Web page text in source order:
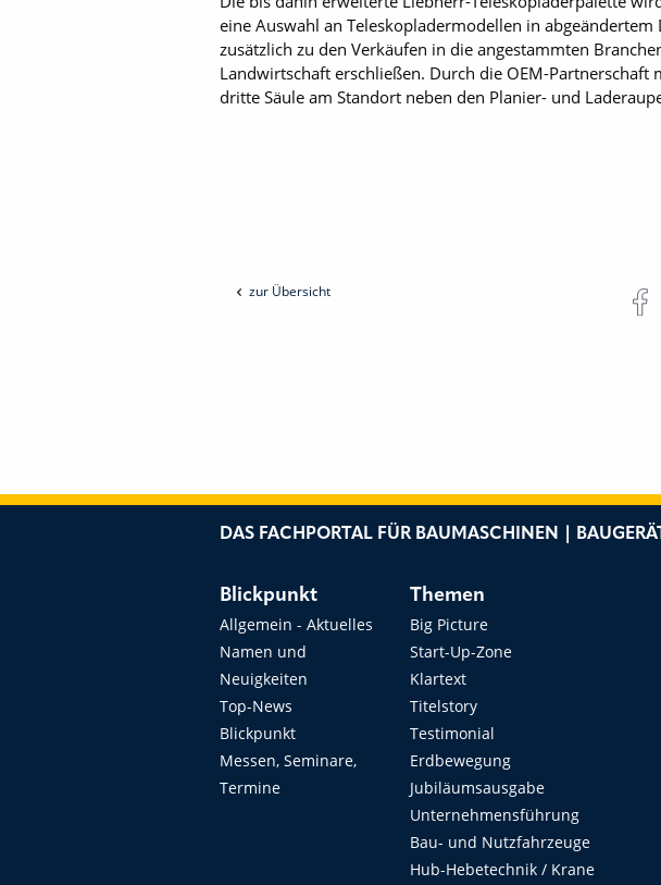
eine Auswahl an Teleskoplader­modellen in
zusätzlich zu den Ver­käufen in die angestammten
Landwirtschaft erschließen. Durch die OEM-
dritte Säule am Standort neben den Planier- und
zur Übersicht
DAS FACHPORTAL FÜR BAUMASCHINEN |
Blickpunkt
Allgemein - Aktuelles
Namen und
Neuigkeiten
Top-News
Blickpunkt
Messen, Seminare,
Termine
Themen
Big Picture
Start-Up-Zone
Klartext
Titelstory
Testimonial
Erdbewegung
Jubiläumsausgabe
Unternehmensführung
Bau- und Nutzfahrzeuge
Hub-Hebetechnik / Krane